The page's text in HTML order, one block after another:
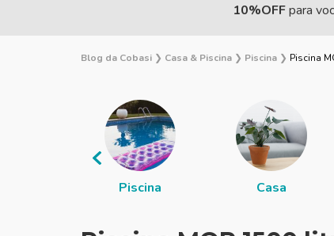
10%OFFpara
Blog da Cobasi ❯ Casa & Piscina ❯ Piscina ❯ Piscina
Piscina Casa